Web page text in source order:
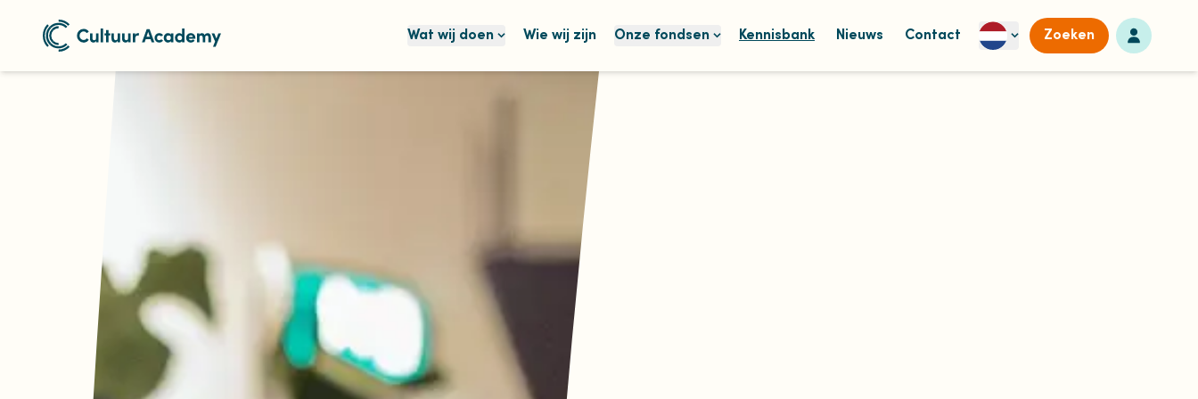
Naar home Wat wij doen Wie wij zijn Onze fondsen Kennisbank Nieuws Contact Zoeken
Naar